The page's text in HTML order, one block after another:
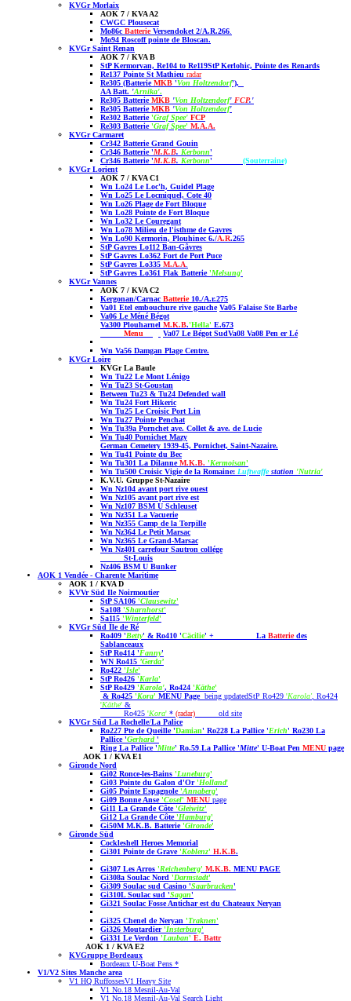
KVGr Morlaix
AOK 7 / KVA A2
CWGC Plousecat
Mo86c Batterie Versendoket 2/A.R.266
Mo94 Roscoffpointe de Bloscan.
KVGr Saint Renan
AOK 7 / KVA B
StP Kermorvan, Re104 to Re119StP Kerlohic, Pointe des Renards
Re137 Pointe St Mathieu radar
Re305 (BatterieMKB 'Von Holtzendorf'),
AA Batt. 'Arnika'.
Re305 BatterieMKB 'Von Holtzendorf' FCP.'
Re305 BatterieMKB 'Von Holtzendorf'
Re302 Batterie'Graf Spee' FCP
Re303 Batterie'Graf Spee' M.A.A.
KVGr Carmaret
Cr342 Batterie Grand Gouin
Cr346 Batterie 'M.K.B. Kerbonn'
Cr346 Batterie 'M.K.B. Kerbonn'
(Souterraine)
KVGr Lorient
AOK 7 / KVA C1
Wn Lo24 Le Loc'h, Guidel Plage
Wn Lo25 Le Locmiquel, Cote 40
Wn Lo26 Plage de Fort Bloque
Wn Lo28 Pointe de Fort Bloque
Wn Lo32 Le Couregant
Wn Lo78 Milieu de l'isthme de Gavres
Wn Lo90 Kermorin, Plouhinec 6./A.R.265
StP Gavres Lo112 Ban-Gâvres
StP Gavres Lo362 Fort de Port Puce
StP Gavres Lo335 M.A.A
StP Gavres Lo361 Flak Batterie'Melsung'
KVGr Vannes
AOK 7 / KVA C2
Kergonan/Carnac Batterie10./A.r.275
Va01 Etel embouchure rive gauche Va05 Falaise Ste Barbe
Va06 Le Méné Bégot
Va300 Plouharnel M.K.B.'Hella' E.673
Menu
Va07 Le Bégot SudVa08 Va08 Pen er Lé
Wn Va56 Damgan Plage Centre.
KVGr Loire
KVGr La Baule
Wn Tu22 Le Mont Lénigo
Wn Tu23 St-Goustan
Between Tu23 & Tu24 Defended wall
Wn Tu24 Fort Hikeric
Wn Tu25 Le Croisic Port Lin
Wn Tu27 Pointe Penchat
Wn Tu39a Pornchet ave. Collet & ave. de Lucie
Wn Tu40 Pornichet Mazy
German Cemetery 1939-45, Pornichet, Saint-Nazaire.
Wn Tu41 Pointe du Bec
Wn Tu301 La DilanneM.K.B. 'Kermoisan'
Wn Tu500 Croisic Vigie de la Romaine: Luftwaffestation 'Nutria'
K.V.U. Gruppe St-Nazaire
Wn Nz104 avant port rive ouest
Wn Nz105 avant port rive est
Wn Nz107 BSM U Schleuset
Wn Nz351 La Vacuerie
Wn Nz355 Camp de la Torpille
Wn Nz364 Le Petit Marsac
Wn Nz365 Le Grand-Marsac
Wn Nz401 carrefour Sautron collége
St-Louis
Nz406 BSM U Bunker
AOK 1 Vendée - Charente Maritime
AOK 1 / KVA D
KVVr Süd Ile Noirmoutier
StP SA106 'Clausewitz'
Sa108 'Sharnhorst'
Sa115 'Winterfeld'
KVGr Süd Île de Ré
Ro409 'Betty' & Ro410 'Cäcilie' + La Batteriedes
Sablanceaux
StP Ro414 'Fanny'
WN Ro415 ’Gerda’
Ro422 'Isle'
StP Ro426 'Karla'
StP Ro429 'Karola', Ro424 'Käthe'
& Ro425 'Kora' MENU Page being updatedStP Ro429 'Karola', Ro424
'Käthe' &
Ro425 'Kora' * (radar) old site
KVGr Süd La Rochelle/La Palice
Ro227 Pte de Queille 'Damian' Ro228 La Pallice 'Erich' Ro230 La
Pallice 'Gerhard '
Ring La Pallice 'Mitte' Ro.59 La Pallice 'Mitte' U-Boat Pen MENU page
AOK 1 / KVA E1
Gironde Nord
Gi02 Ronce-les-Bains 'Luneburg'
Gi03 Pointe du Galon d'Or'Holland'
Gi05 Pointe Espagnole'Annaberg'
Gi09 Bonne Anse'Cosel' MENU page
Gi11 La Grande Côte'Gleiwitz'
Gi12 La Grande Côte'Hamburg'
Gi50M M.K.B. Batterie'Gironde'
Gironde Süd
Cockleshell Heroes Memorial
Gi301 Pointe de Grave'Koblenz' H.K.B.
Gi307 Les Arros 'Reichenberg' M.K.B. MENU PAGE
Gi308a Soulac Nord 'Darmstadt'
Gi309 Soulac sud Casino 'Saarbrucken'
Gi310L Soulac sud 'Sagan'
Gi321 Soulac Fosse Antichar est du Chateaux Neryan
Gi325 Chenel de Neryan 'Traknen'
Gi326 Moutardier'Insterburg'
Gi331 Le Verdon 'Lauban' E. Battr
AOK 1 / KVA E2
KVGruppe Bordeaux
Bordeaux U-Boat Pens *
V1/V2 Sites Manche area
V1 HQ RuffossesV1 Heavy Site
V1 No.18 Mesnil-Au-Val
V1 No.18 Mesnil-Au-Val Search Light